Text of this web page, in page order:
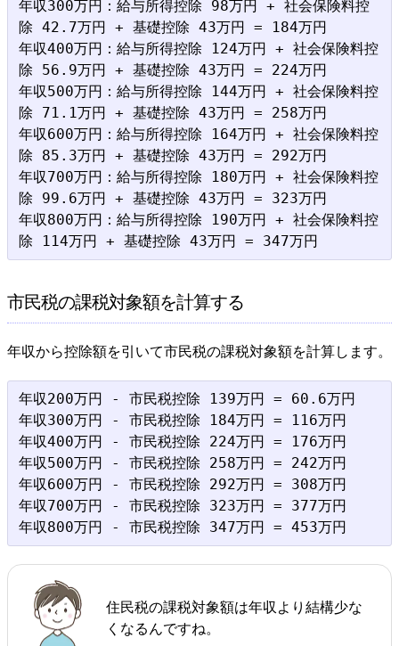
年収300万円：給与所得控除 98万円 + 社会保険料控
除 42.7万円 + 基礎控除 43万円 = 184万円
年収400万円：給与所得控除 124万円 + 社会保険料控
除 56.9万円 + 基礎控除 43万円 = 224万円
年収500万円：給与所得控除 144万円 + 社会保険料控
除 71.1万円 + 基礎控除 43万円 = 258万円
年収600万円：給与所得控除 164万円 + 社会保険料控
除 85.3万円 + 基礎控除 43万円 = 292万円
年収700万円：給与所得控除 180万円 + 社会保険料控
除 99.6万円 + 基礎控除 43万円 = 323万円
年収800万円：給与所得控除 190万円 + 社会保険料控
市民税の課税対象額を計算する
年収から控除額を引いて市民税の課税対象額を計算します。
年収200万円 - 市民税控除 139万円 = 60.6万円
年収300万円 - 市民税控除 184万円 = 116万円
年収400万円 - 市民税控除 224万円 = 176万円
年収500万円 - 市民税控除 258万円 = 242万円
年収600万円 - 市民税控除 292万円 = 308万円
年収700万円 - 市民税控除 323万円 = 377万円
住民税の課税対象額は年収より結構少な
くなるんですね。